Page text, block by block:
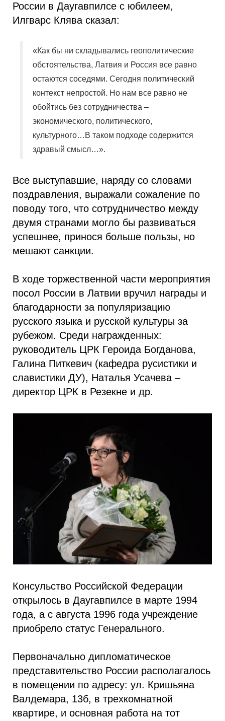
России в Даугавпилсе с юбилеем,
Илгварс Клява сказал:
«Как бы ни складывались геополитические
обстоятельства, Латвия и Россия все равно
остаются соседями. Сегодня политический
контекст непростой. Но нам все равно не
обойтись без сотрудничества –
экономического, политического,
культурного…В таком подходе содержится
здравый смысл…».
Все выступавшие, наряду со словами
поздравления, выражали сожаление по
поводу того, что сотрудничество между
двумя странами могло бы развиваться
успешнее, принося больше пользы, но
мешают санкции.
В ходе торжественной части мероприятия
посол России в Латвии вручил награды и
благодарности за популяризацию
русского языка и русской культуры за
рубежом. Среди награжденных:
руководитель ЦРК Героида Богданова,
Галина Питкевич (кафедра русистики и
славистики ДУ), Наталья Усачева –
директор ЦРК в Резекне и др.
Консульство Российской Федерации
открылось в Даугавпилсе в марте 1994
года, а с августа 1996 года учреждение
приобрело статус Генерального.
Первоначально дипломатическое
представительство России располагалось
в помещении по адресу: ул. Кришьяна
Валдемара, 13б, в трехкомнатной
квартире, и основная работа на тот